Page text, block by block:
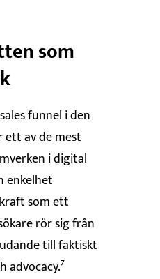
som
funnel i den
av de mest
i digital
enkelhet
som ett
rör sig från
till faktiskt
advocacy.⁷